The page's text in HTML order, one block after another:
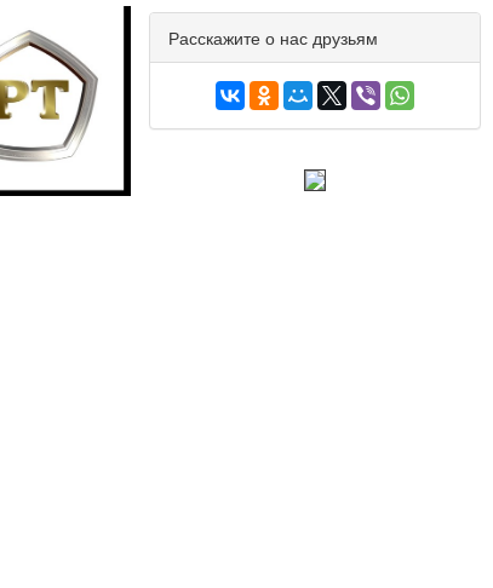
Расскажите о нас друзьям